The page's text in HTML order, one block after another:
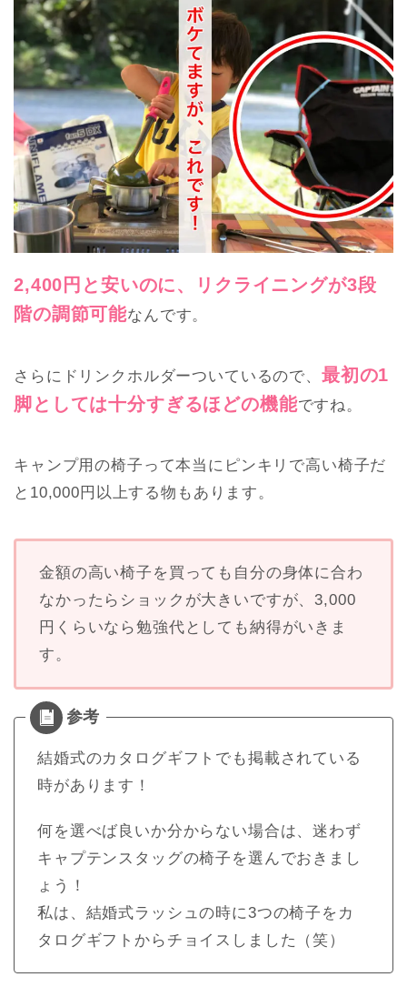
2,400円と安いのに、リクライニングが3段
階の調節可能なんです。
さらにドリンクホルダーついているので、 最初の1
脚としては十分すぎるほどの機能ですね。
キャンプ用の椅子って本当にピンキリで高い椅子だ
と10,000円以上する物もあります。
金額の高い椅子を買っても自分の身体に合わ
なかったらショックが大きいですが、3,000
円くらいなら勉強代としても納得がいきま
す。
結婚式のカタログギフトでも掲載されている
時があります！
何を選べば良いか分からない場合は、迷わず
キャプテンスタッグの椅子を選んでおきまし
ょう！
私は、結婚式ラッシュの時に3つの椅子をカ
タログギフトからチョイスしました（笑）